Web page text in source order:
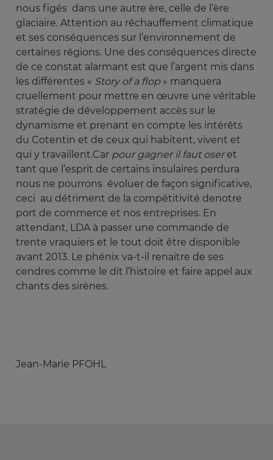
nous figés dans une autre ère, celle de l’ère
glaciaire. Attention au réchauffement climatique
et ses conséquences sur l’environnement de
certaines régions. Une des conséquences directe
de ce constat alarmant est que l’argent mis dans
les différentes « Story of a flop» manquera
cruellement pour mettre en œuvre une véritable
stratégie de développement accès sur le
dynamisme et prenant en compte les intérêts
du Cotentin et de ceux qui habitent, vivent et
qui y travaillent.Car pour gagner il faut oser et
tant que l’esprit de certains insulaires perdura
nous ne pourrons évoluer de façon significative,
ceci au détriment de la compétitivité denotre
port de commerce et nos entreprises. En
attendant, LDA à passer une commande de
trente vraquiers et le tout doit être disponible
avant 2013. Le phénix va-t-il renaitre de ses
cendres comme le dit l’histoire et faire appel aux
chants des sirènes.
Jean-Marie PFOHL